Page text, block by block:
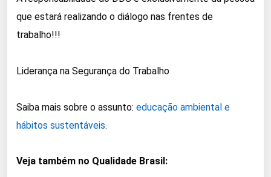
que estará realizando o diálogo nas frentes de
trabalho!!!
Liderança na Segurança do Trabalho
Saiba mais sobre o assunto: educação ambiental e
hábitos sustentáveis.
Veja também no Qualidade Brasil: